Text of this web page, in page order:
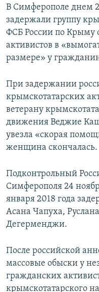
В Симферополе днем
задержали группу
ФСБ России по Крыму
активистов в
размере» у
При задержании
крымскотатарских
ветерану
движения Веджие
увезла «скорая
женщина скончалась.
Подконтрольный
Симферополя 24
января 2018 года
Асана Чапуха,
Дегерменджи.
После российской
массовые обыски у
гражданских
крымскотатарского